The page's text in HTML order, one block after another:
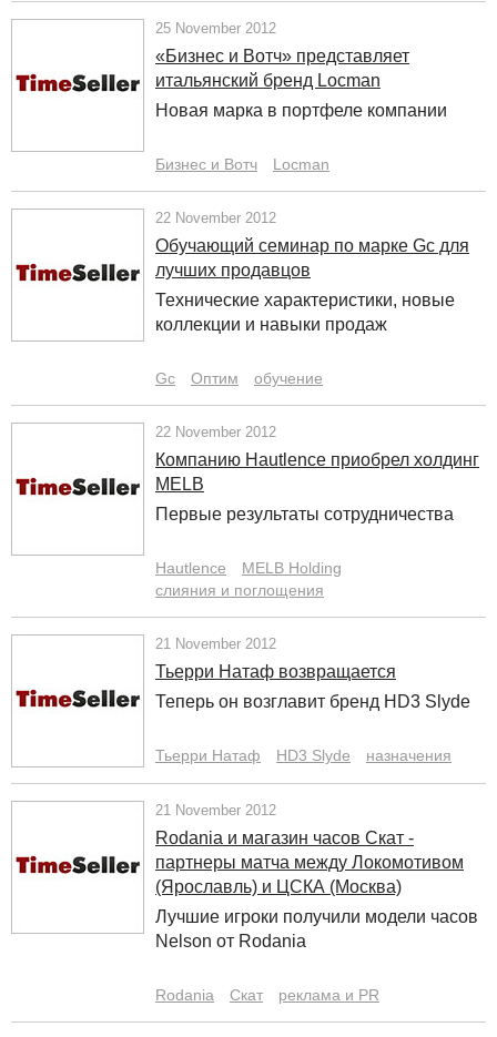
25 November 2012
«Бизнес и Вотч» представляет
итальянский бренд Locman
Новая марка в портфеле компании
Бизнес и Вотч Locman
22 November 2012
Обучающий семинар по марке Gc для
лучших продавцов
Технические характеристики, новые
коллекции и навыки продаж
Gc Оптим обучение
22 November 2012
Компанию Hautlence приобрел холдинг
MELB
Первые результаты сотрудничества
Hautlence
MELB Holding
слияния и поглощения
21 November 2012
Тьерри Натаф возвращается
Теперь он возглавит бренд HD3 Slyde
Тьерри Натаф HD3 Slyde назначения
21 November 2012
Rodania и магазин часов Скат -
партнеры матча между Локомотивом
(Ярославль) и ЦСКА (Москва)
Лучшие игроки получили модели часов
Nelson от Rodania
Rodania Скат реклама и PR